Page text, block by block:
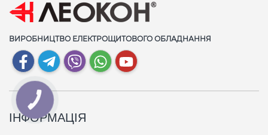
ВИРОБНИЦТВО ЕЛЕКТРОЩИТОВОГО ОБЛАДНАННЯ
ІНФОРМАЦІЯ
КНОПКА
СВЯЗИ